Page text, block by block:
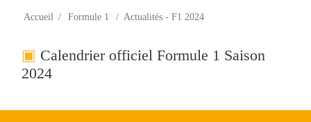
Accueil / Formule 1 / Actualités - F1 2024
Calendrier officiel Formule 1 Saison
2024